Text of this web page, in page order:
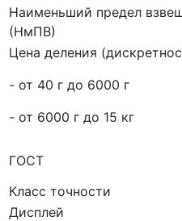
Наименьший предел
(НмПВ)
Цена деления
- от 40 г до 6000 г
- от 6000 г до 15 кг
ГОСТ
Класс точности
Дисплей